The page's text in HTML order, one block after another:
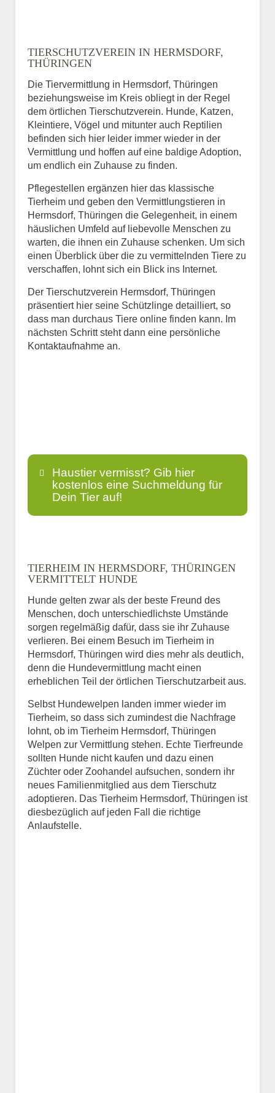
TIERSCHUTZVEREIN IN HERMSDORF,
THÜRINGEN
Die Tiervermittlung in Hermsdorf, Thüringen
beziehungsweise im Kreis obliegt in der Regel
dem örtlichen Tierschutzverein. Hunde, Katzen,
Kleintiere, Vögel und mitunter auch Reptilien
befinden sich hier leider immer wieder in der
Vermittlung und hoffen auf eine baldige Adoption,
um endlich ein Zuhause zu finden.
Pflegestellen ergänzen hier das klassische
Tierheim und geben den Vermittlungstieren in
Hermsdorf, Thüringen die Gelegenheit, in einem
häuslichen Umfeld auf liebevolle Menschen zu
warten, die ihnen ein Zuhause schenken. Um sich
einen Überblick über die zu vermittelnden Tiere zu
verschaffen, lohnt sich ein Blick ins Internet.
Der Tierschutzverein Hermsdorf, Thüringen
präsentiert hier seine Schützlinge detailliert, so
dass man durchaus Tiere online finden kann. Im
nächsten Schritt steht dann eine persönliche
Kontaktaufnahme an.
Haustier vermisst? Gib hier
kostenlos eine Suchmeldung für
Dein Tier auf!
E-Mail*
Informationen über das
Tier.
Art des Tiers*
Name des Tiers
TIERHEIM IN HERMSDORF, THÜRINGEN
VERMITTELT HUNDE
Hunde gelten zwar als der beste Freund des
Menschen, doch unterschiedlichste Umstände
sorgen regelmäßig dafür, dass sie ihr Zuhause
verlieren. Bei einem Besuch im Tierheim in
Hermsdorf, Thüringen wird dies mehr als deutlich,
denn die Hundevermittlung macht einen
erheblichen Teil der örtlichen Tierschutzarbeit aus.
Selbst Hundewelpen landen immer wieder im
Tierheim, so dass sich zumindest die Nachfrage
lohnt, ob im Tierheim Hermsdorf, Thüringen
Welpen zur Vermittlung stehen. Echte Tierfreunde
sollten Hunde nicht kaufen und dazu einen
Züchter oder Zoohandel aufsuchen, sondern ihr
neues Familienmitglied aus dem Tierschutz
adoptieren. Das Tierheim Hermsdorf, Thüringen ist
diesbezüglich auf jeden Fall die richtige
Anlaufstelle.